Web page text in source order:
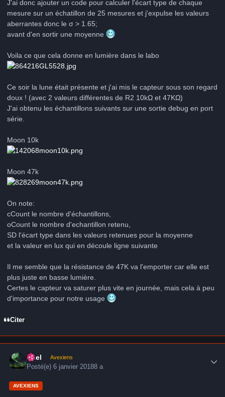
J'ai donc ajouter un code pour calculer l'écart type de chaque
mesure sur un échatillon de 25 mesures et j'expulse les valeurs
aberrantes donc le σ > 1.65;
avant d'en sortir une moyenne
Voila ce que cela donne en lumière dans le labo
Ce soir la lune était présente et j'ai mis le capteur sous son regard
doux ! (avec 2 valeurs différentes de R2 10kΩ et 47KΩ)
J'ai obtenu les échantillons suivants sur une sortie debug en port
série.
Moon 10k
Moon 47k
On note:
cCount le nombre d'échantillons,
oCount le nombre d'echantillon retenu,
SD l'écart type dans les valeurs retenues pour la moyenne
et la valeur en lux qui en découle ligne suivante
Il me semble que la résistance de 47K va l'emporter car elle est
plus juste en basse lumière.
Certes le capteur va saturer plus vite en journée, mais cela à peu
d'importance pour notre usage
Citer
Axel Avexiens
Posté(e)6 janvier 20188 a
AVEXIENS